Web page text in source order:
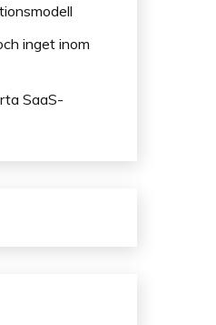
inget inom
SaaS-